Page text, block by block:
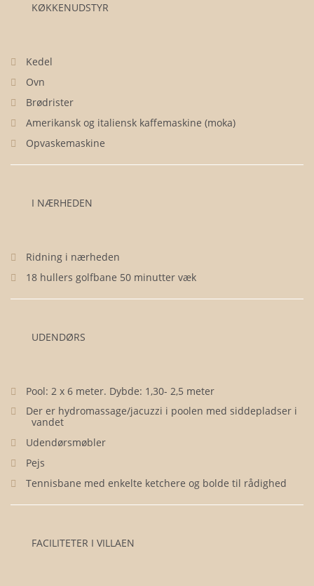
KØKKENUDSTYR
Kedel
Ovn
Brødrister
Amerikansk og italiensk kaffemaskine (moka)
Opvaskemaskine
I NÆRHEDEN
Ridning i nærheden
18 hullers golfbane 50 minutter væk
UDENDØRS
Pool: 2 x 6 meter. Dybde: 1,30- 2,5 meter
Der er hydromassage/jacuzzi i poolen med siddepladser i
vandet
Udendørsmøbler
Pejs
Tennisbane med enkelte ketchere og bolde til rådighed
FACILITETER I VILLAEN